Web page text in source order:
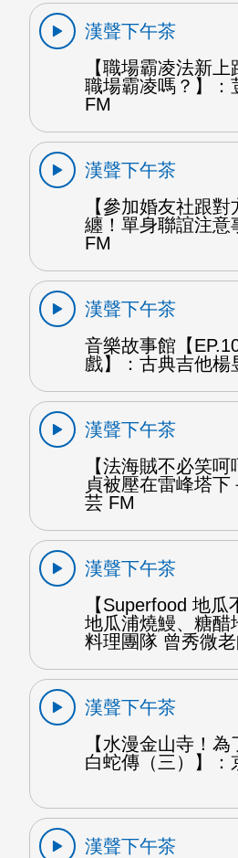
漢聲下午茶
【職場霸凌法新
職場霸凌嗎？】：
FM
漢聲下午茶
【參加婚友社跟
纏！單身聯誼注意
FM
漢聲下午茶
音樂故事館【
戲】：古典吉他楊
漢聲下午茶
【法海賊不必笑
貞被壓在雷峰塔
芸 FM
漢聲下午茶
【Superfood 地
地瓜浦燒鰻、糖醋
料理團隊 曾秀微
漢聲下午茶
【水漫金山寺！
白蛇傳（三）】：
漢聲下午茶